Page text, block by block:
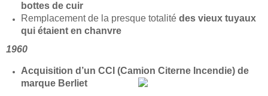
bottes de cuir
Remplacement de la presque totalité des vieux tuyaux
qui étaient en chanvre
1960
Acquisition d’un CCI (Camion Citerne Incendie) de
marque Berliet